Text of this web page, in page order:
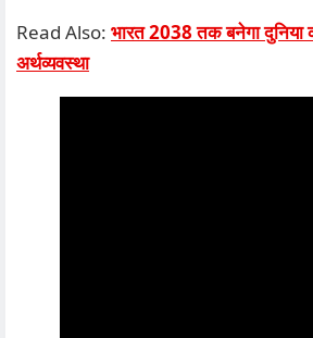
Read Also: भारत 2038 तक बनेगा दुनिया
अर्थव्यवस्था